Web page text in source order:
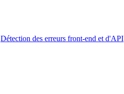
Détection des erreurs front-end et d'API